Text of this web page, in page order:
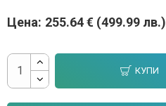
Цена: 255.64 € (499.99 лв.)
КУПИ